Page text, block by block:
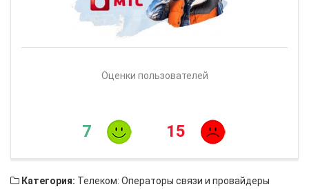
Оценки пользователей
7 15
Категория: Телеком: Операторы связи и провайдеры